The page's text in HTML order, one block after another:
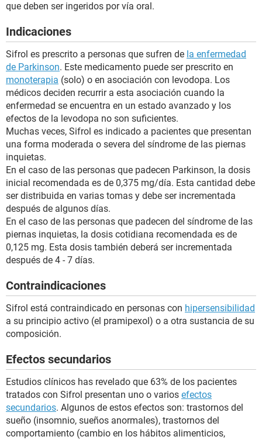
que deben ser ingeridos por vía oral.
Indicaciones
Sifrol es prescrito a personas que sufren de la enfermedad
de Parkinson. Este medicamento puede ser prescrito en
monoterapia (solo) o en asociación con levodopa. Los
médicos deciden recurrir a esta asociación cuando la
enfermedad se encuentra en un estado avanzado y los
efectos de la levodopa no son suficientes.
Muchas veces, Sifrol es indicado a pacientes que presentan
una forma moderada o severa del síndrome de las piernas
inquietas.
En el caso de las personas que padecen Parkinson, la dosis
inicial recomendada es de 0,375 mg/día. Esta cantidad debe
ser distribuida en varias tomas y debe ser incrementada
después de algunos días.
En el caso de las personas que padecen del síndrome de las
piernas inquietas, la dosis cotidiana recomendada es de
0,125 mg. Esta dosis también deberá ser incrementada
después de 4 - 7 días.
Contraindicaciones
Sifrol está contraindicado en personas con hipersensibilidad
a su principio activo (el pramipexol) o a otra sustancia de su
composición.
Efectos secundarios
Estudios clínicos has revelado que 63% de los pacientes
tratados con Sifrol presentan uno o varios efectos
secundarios. Algunos de estos efectos son: trastornos del
sueño (insomnio, sueños anormales), trastornos del
comportamiento (cambio en los hábitos alimenticios,